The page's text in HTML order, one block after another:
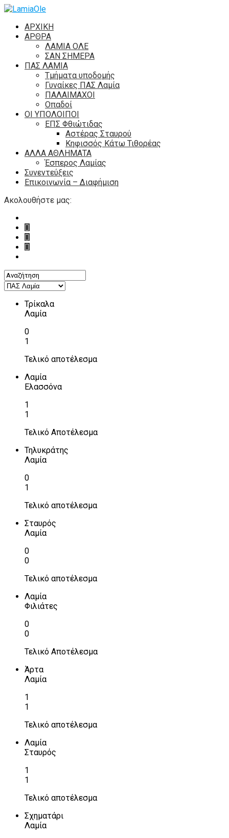
ΑΡΧΙΚΗ
ΑΡΘΡΑ
ΛΑΜΙΑ ΟΛΕ
ΣΑΝ ΣΗΜΕΡΑ
ΠΑΣ ΛΑΜΙΑ
Τμήματα υποδομής
Γυναίκες ΠΑΣ Λαμία
ΠΑΛΑΙΜΑΧΟΙ
Οπαδοί
ΟΙ ΥΠΟΛΟΙΠΟΙ
ΕΠΣ Φθιώτιδας
Αστέρας Σταυρού
Κηφισσός Κάτω Τιθορέας
ΑΛΛΑ ΑΘΛΗΜΑΤΑ
Έσπερος Λαμίας
Συνεντεύξεις
Επικοινωνία – Διαφήμιση
Ακολουθήστε μας:
Τρίκαλα
Λαμία
0
1
Τελικό αποτέλεσμα
Λαμία
Ελασσόνα
1
1
Τελικό Αποτέλεσμα
Τηλυκράτης
Λαμία
0
1
Τελικό αποτέλεσμα
Σταυρός
Λαμία
0
0
Τελικό αποτέλεσμα
Λαμία
Φιλιάτες
0
0
Τελικό Αποτέλεσμα
Άρτα
Λαμία
1
1
Τελικό αποτέλεσμα
Λαμία
Σταυρός
1
1
Τελικό αποτέλεσμα
Σχηματάρι
Λαμία